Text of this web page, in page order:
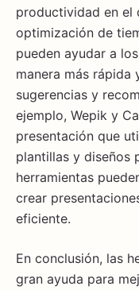
productividad en el
optimización de
pueden ayudar a
manera más
sugerencias y
ejemplo, Wepik y
presentación que
plantillas y diseños
herramientas
crear
eficiente.
En conclusión, las
gran ayuda para